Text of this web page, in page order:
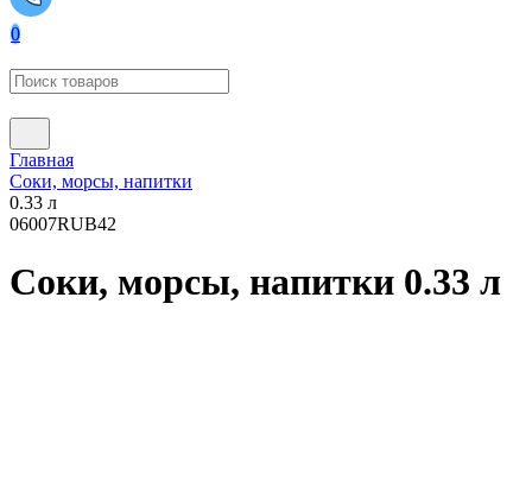
0
Главная
Соки, морсы, напитки
0.33 л
06007RUB42
Соки, морсы, напитки 0.33 л